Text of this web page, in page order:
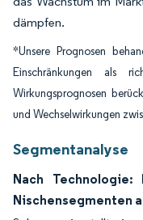
dämpfen.
*Unsere Prognosen
Einschränkungen als
Wirkungsprognosen
und Wechselwirkungen
Segmentanalyse
Nach
Nischensegmenten